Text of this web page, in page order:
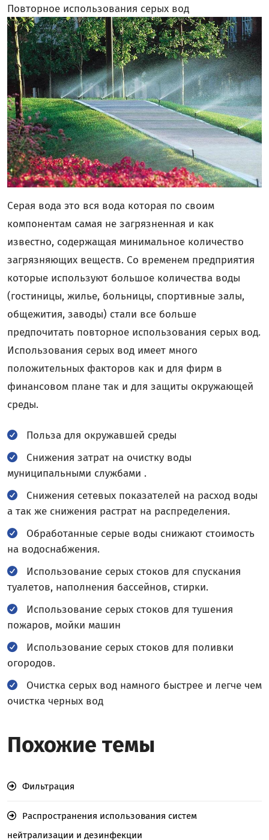
Повторное использования серых вод
Серая вода это вся вода которая по своим
компонентам самая не загрязненная и как
известно, содержащая минимальное количество
загрязняющих веществ. Со временем предприятия
которые используют большое количества воды
(гостиницы, жилье, больницы, спортивные залы,
общежития, заводы) стали все больше
предпочитать повторное использования серых вод.
Использования серых вод имеет много
положительных факторов как и для фирм в
финансовом плане так и для защиты окружающей
среды.
Польза для окружавшей среды
Снижения затрат на очистку воды
муниципальными службами .
Снижения сетевых показателей на расход воды
а так же снижения растрат на распределения.
Обработанные серые воды снижают стоимость
на водоснабжения.
Использование серых стоков для спускания
туалетов, наполнения бассейнов, стирки.
Использование серых стоков для тушения
пожаров, мойки машин
Использование серых стоков для поливки
огородов.
Очистка серых вод намного быстрее и легче чем
очистка черных вод
Похожие темы
Фильтрация
Распространения использования систем
нейтрализации и дезинфекции